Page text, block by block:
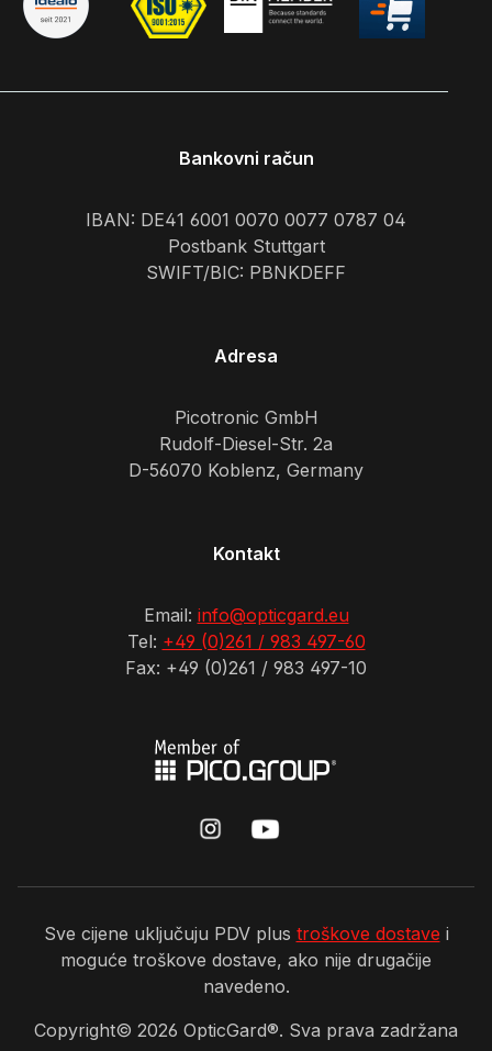
Bankovni račun
IBAN: DE41 6001 0070 0077 0787 04
Postbank Stuttgart
SWIFT/BIC: PBNKDEFF
Adresa
Picotronic GmbH
Rudolf-Diesel-Str. 2a
D-56070 Koblenz, Germany
Kontakt
Email: info@opticgard.eu
Tel: +49 (0)261 / 983 497-60
Fax: +49 (0)261 / 983 497-10
Sve cijene uključuju PDV plus troškove dostave i
moguće troškove dostave, ako nije drugačije
navedeno.
Copyright© 2026 OpticGard®. Sva prava zadržana